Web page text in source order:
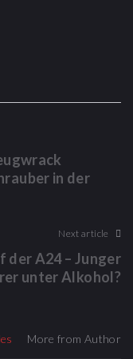
in der
Next article
der A24 – Junger
unter Alkohol?
More from Author